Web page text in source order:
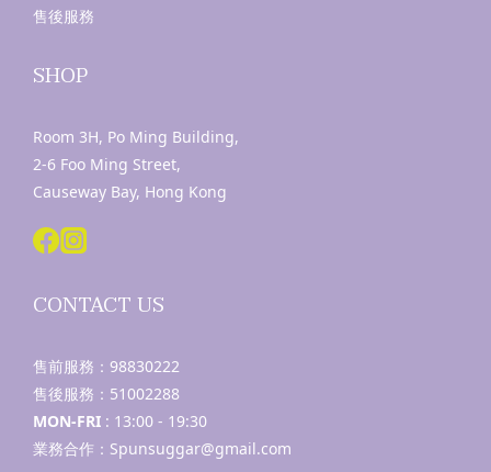
售後服務
SHOP
Room 3H, Po Ming Building,
2-6 Foo Ming Street,
Causeway Bay, Hong Kong
CONTACT US
售前服務： 98830222
售後服務： 51002288
MON-FRI : 13:00 - 19:30
業務合作：Spunsuggar@gmail.com